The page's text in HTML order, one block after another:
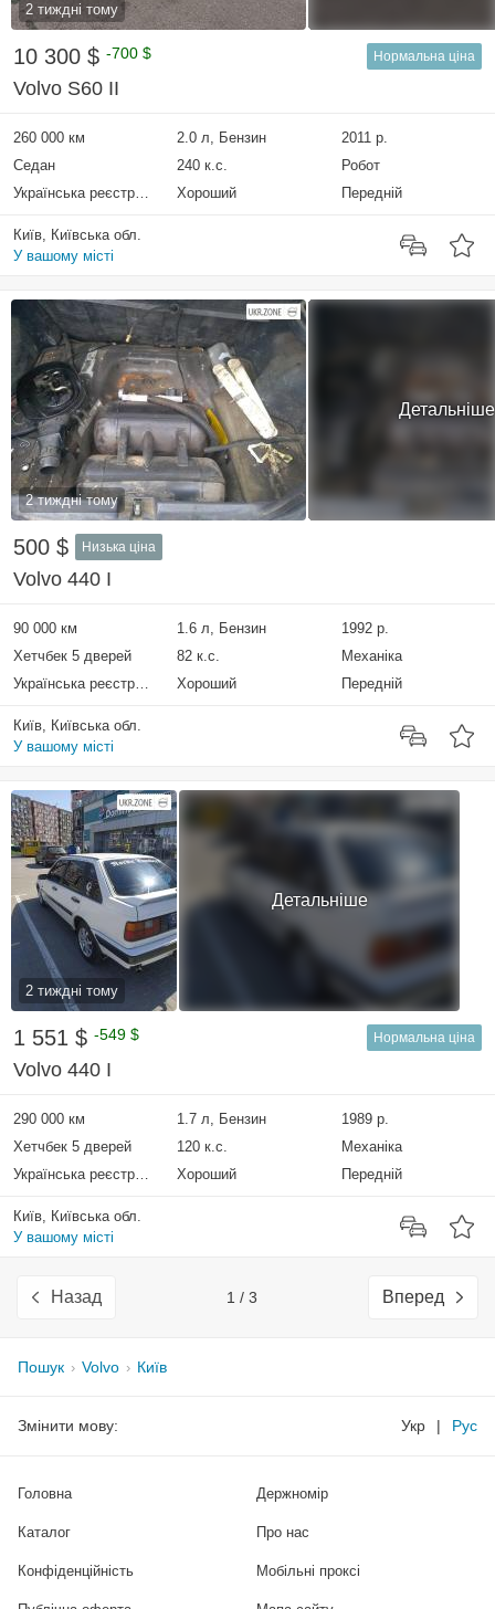
2 тиждні тому
10 300 $ -700 $ Нормальна ціна
Volvo S60 II
260 000 км 2.0 л, Бензин
2011 р.
Седан
240 к.с.
Робот
Українська реєстрація
Хороший Передній
Київ, Київська обл.
У вашому місті
2 тиждні тому
Детальніше
500 $ Низька ціна
Volvo 440 I
90 000 км 1.6 л, Бензин
1992 р.
Хетчбек 5 дверей
82 к.с.
Механіка
Українська реєстрація
Хороший Передній
Київ, Київська обл.
У вашому місті
2 тиждні тому
Детальніше
1 551 $ -549 $ Нормальна ціна
Volvo 440 I
290 000 км 1.7 л, Бензин
1989 р.
Хетчбек 5 дверей
120 к.с.
Механіка
Українська реєстрація
Хороший Передній
Київ, Київська обл.
У вашому місті
Назад 1 / 3 Вперед
Пошук Volvo Київ
Змінити мову: Укр | Рус
Головна
Каталог
Держномір
Про нас
Конфіденційність Мобільні проксі